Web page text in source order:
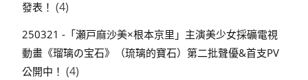
發表！ (4)
250321 -「瀬戸麻沙美×根本京里」主演美少女採礦電視
動畫《瑠璃の宝石》（琉璃的寶石）第二批聲優&首支PV
公開中！ (4)